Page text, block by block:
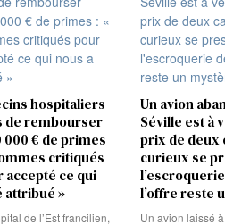
hospitaliers
de rembourser
000 € de primes
critiqués
accepté ce qui
attribué »
de l’Est francilien,
Un avion
Séville est à
prix de deux
curieux se
l’offre reste
Un avion laissé